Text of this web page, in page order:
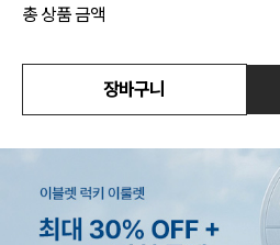
언더웨어/파자마
코디템
FIT ZOOM
총 상품 금액
장바구니